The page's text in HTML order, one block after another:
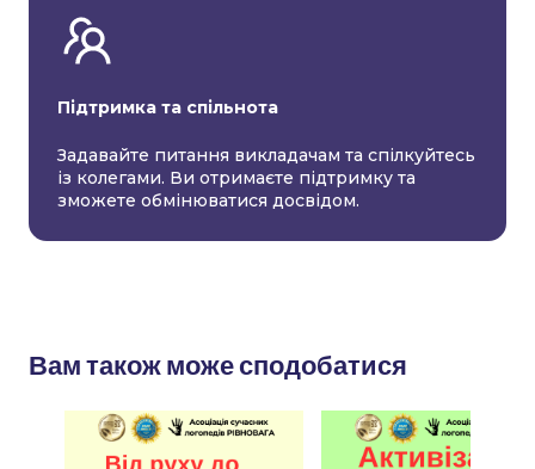
Підтримка та спільнота
Задавайте питання викладачам та спілкуйтесь
із колегами. Ви отримаєте підтримку та
зможете обмінюватися досвідом.
Вам також може сподобатися